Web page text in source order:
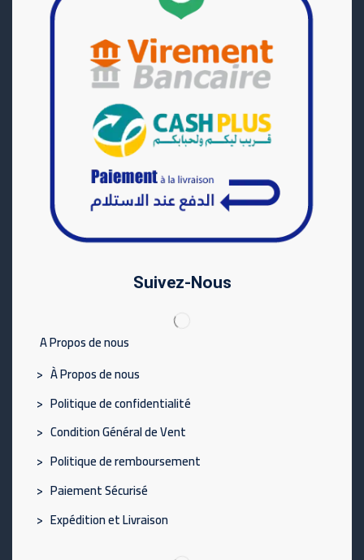
Suivez-Nous
A Propos de nous
> À Propos de nous
> Politique de confidentialité
> Condition Général de Vent
> Politique de remboursement
> Paiement Sécurisé
> Expédition et Livraison